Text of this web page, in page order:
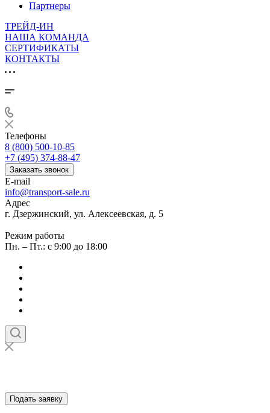
Партнеры
ТРЕЙД-ИН
НАША КОМАНДА
СЕРТИФИКАТЫ
КОНТАКТЫ
Телефоны
8 (800) 500-10-85
+7 (495) 374-88-47
Заказать звонок
E-mail
info@transport-sale.ru
Адрес
г. Дзержинский, ул. Алексеевская, д. 5
Режим работы
Пн. – Пт.: с 9:00 до 18:00
Подать заявку